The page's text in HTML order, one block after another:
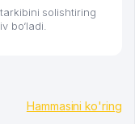
solishtiring
bo‘ladi.
Hammasini ko'ring